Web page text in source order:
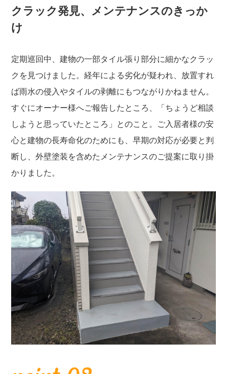
クラック発見、メンテナンスのきっか
け
定期巡回中、建物の一部タイル張り部分に細かなクラッ
クを見つけました。経年による劣化が疑われ、放置すれ
ば雨水の侵入やタイルの剥離にもつながりかねません。
すぐにオーナー様へご報告したところ、「ちょうど相談
しようと思っていたところ」とのこと。ご入居者様の安
心と建物の長寿命化のためにも、早期の対応が必要と判
断し、外壁塗装を含めたメンテナンスのご提案に取り掛
かりました。